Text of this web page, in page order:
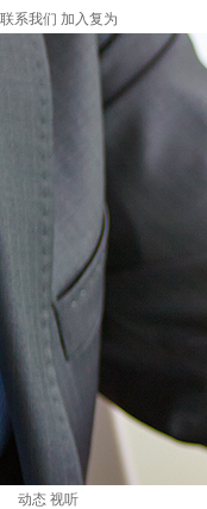
联系我们 加入复为
动态 视听